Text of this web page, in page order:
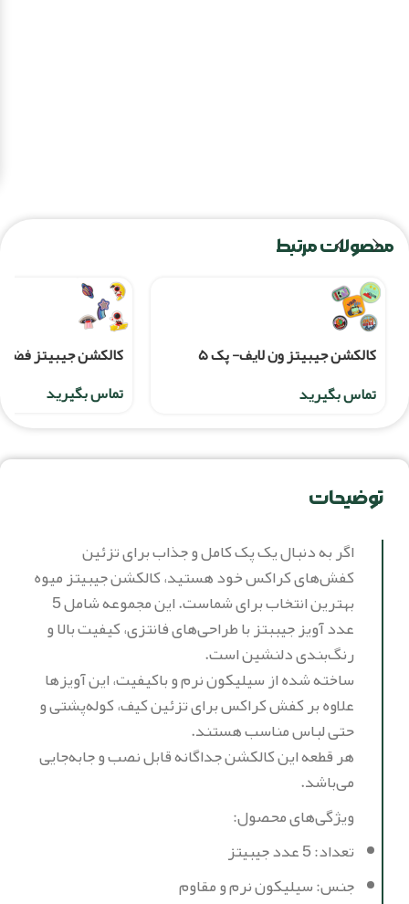
محصولات مرتبط
کالکشن جیبیتز ون لایف- پک ۵
تماس بگیرید
کالکشن جیبیتز فضایی-
تماس بگیرید
توضیحات
اگر به دنبال یک پک کامل و جذاب برای تزئین
کفش‌های کراکس خود هستید، کالکشن جیبیتز میوه
بهترین انتخاب برای شماست. این مجموعه شامل 5
عدد آویز جیببتز با طراحی‌های فانتزی، کیفیت بالا و
رنگ‌بندی دلنشین است.
ساخته شده از سیلیکون نرم و باکیفیت، این آویزها
علاوه بر کفش کراکس برای تزئین کیف، کوله‌پشتی و
حتی لباس مناسب هستند.
هر قطعه این کالکشن جداگانه قابل نصب و جابه‌جایی
می‌باشد.
ویژگی‌های محصول:
تعداد: 5 عدد جیبیتز
جنس: سیلیکون نرم و مقاوم